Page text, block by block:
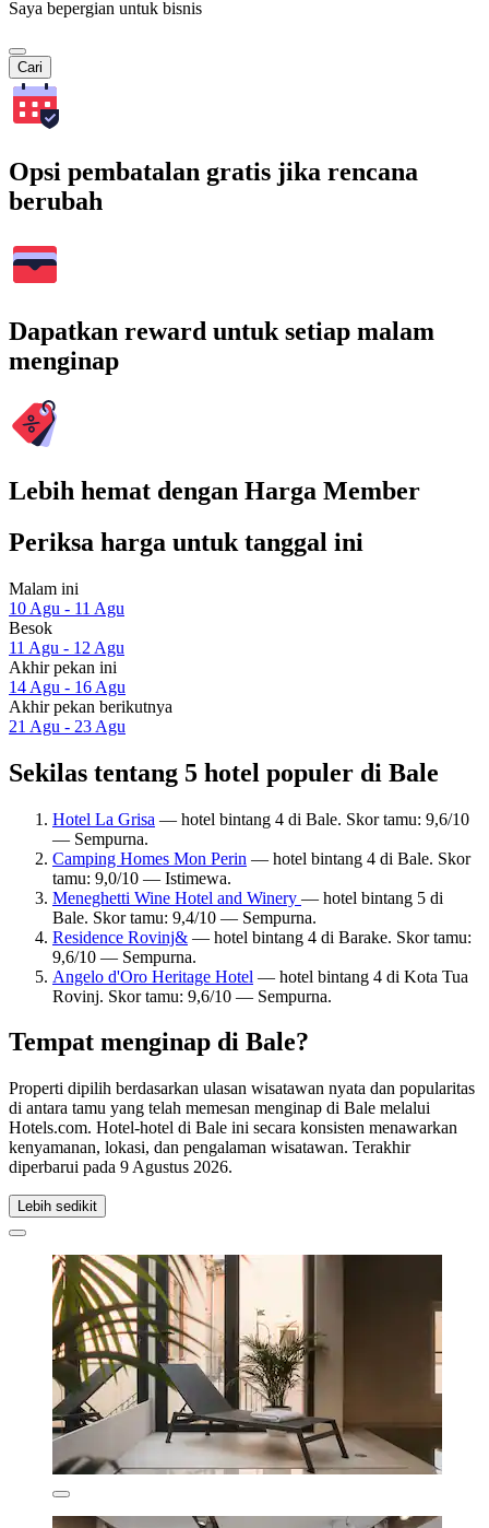
Saya bepergian untuk bisnis
Cari
Opsi pembatalan gratis jika rencana
berubah
Dapatkan reward untuk setiap malam
menginap
Lebih hemat dengan Harga Member
Periksa harga untuk tanggal ini
Malam ini
10 Agu - 11 Agu
Besok
11 Agu - 12 Agu
Akhir pekan ini
14 Agu - 16 Agu
Akhir pekan berikutnya
21 Agu - 23 Agu
Sekilas tentang 5 hotel populer di Bale
Hotel La Grisa — hotel bintang 4 di Bale. Skor tamu: 9,6/10
— Sempurna.
Camping Homes Mon Perin — hotel bintang 4 di Bale. Skor
tamu: 9,0/10 — Istimewa.
Meneghetti Wine Hotel and Winery — hotel bintang 5 di
Bale. Skor tamu: 9,4/10 — Sempurna.
Residence Rovinj& — hotel bintang 4 di Barake. Skor tamu:
9,6/10 — Sempurna.
Angelo d'Oro Heritage Hotel — hotel bintang 4 di Kota Tua
Rovinj. Skor tamu: 9,6/10 — Sempurna.
Tempat menginap di Bale?
Properti dipilih berdasarkan ulasan wisatawan nyata dan popularitas
di antara tamu yang telah memesan menginap di Bale melalui
Hotels.com. Hotel-hotel di Bale ini secara konsisten menawarkan
kenyamanan, lokasi, dan pengalaman wisatawan. Terakhir
diperbarui pada 9 Agustus 2026.
Lebih sedikit